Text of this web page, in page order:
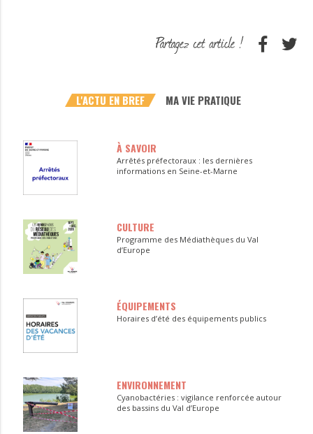
L'ACTU EN BREF MA VIE PRATIQUE
À SAVOIR
Arrêtés préfectoraux : les dernières
informations en Seine-et-Marne
CULTURE
Programme des Médiathèques du Val
d’Europe
ÉQUIPEMENTS
Horaires d’été des équipements publics
ENVIRONNEMENT
Cyanobactéries : vigilance renforcée autour
des bassins du Val d’Europe